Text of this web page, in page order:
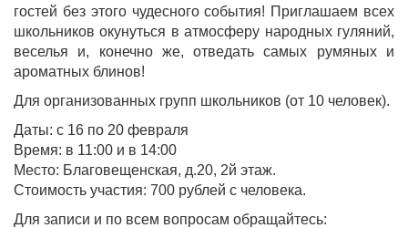
гостей без этого чудесного события! Приглашаем всех
школьников окунуться в атмосферу народных гуляний,
веселья и, конечно же, отведать самых румяных и
ароматных блинов!
Для организованных групп школьников (от 10 человек).
Даты: с 16 по 20 февраля
Время: в 11:00 и в 14:00
Место: Благовещенская, д.20, 2й этаж.
Стоимость участия: 700 рублей с человека.
Для записи и по всем вопросам обращайтесь: